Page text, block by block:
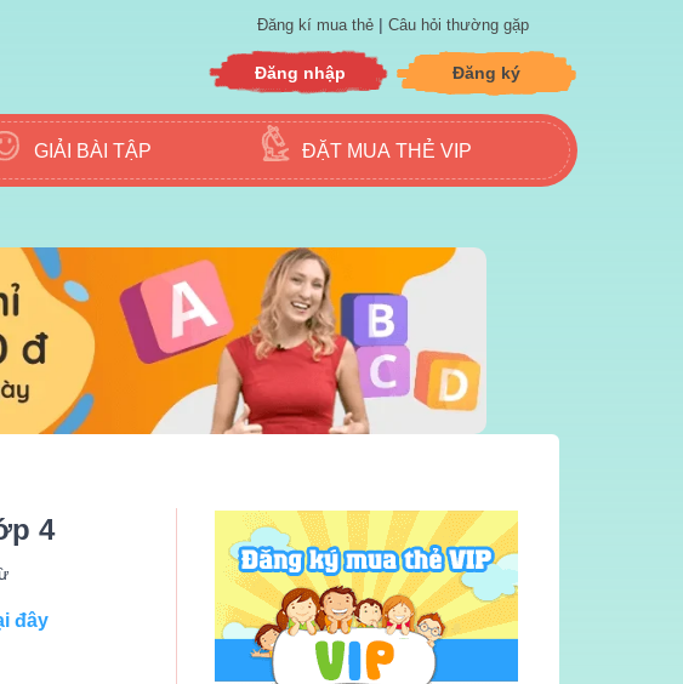
Đăng kí mua thẻ | Câu hỏi thường gặp
Đăng nhập Đăng ký
GIẢI BÀI TẬP ĐẶT MUA THẺ VIP
4
đây